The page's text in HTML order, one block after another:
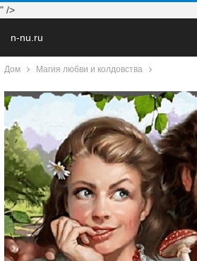
" />
n-nu.ru
Дом Магия любви и колдовства